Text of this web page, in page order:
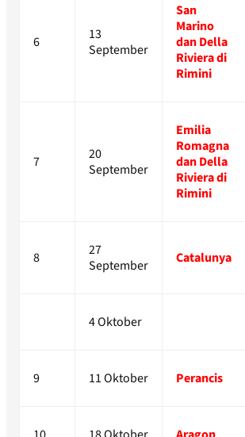
6
13
September
San
Marino
dan Della
Riviera di
Rimini
7
20
September
Emilia
Romagna
dan Della
Riviera di
Rimini
8
27
September
Catalunya
4 Oktober
9 11 Oktober Perancis